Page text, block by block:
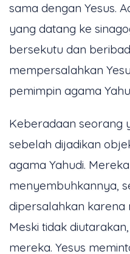
sama dengan Yesus.
yang datang ke
bersekutu dan
mempersalahkan
pemimpin agama
Keberadaan seorang
sebelah dijadikan
agama Yahudi.
menyembuhkannya,
dipersalahkan karena
Meski tidak
mereka. Yesus